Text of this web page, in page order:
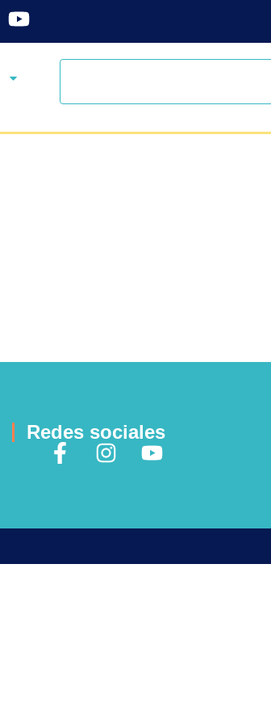
Redes sociales